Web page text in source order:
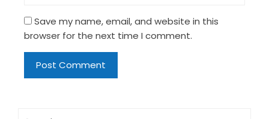
Save my name, email, and website in this
browser for the next time I comment.